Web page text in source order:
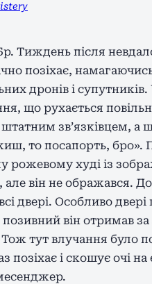
після невдалої
позіхає,
дронів і
що рухається
звʼязківцем,
то посапорть, бро».
рожевому худі із
він не ображався.
двері. Особливо
позивний він
тут влучання було
позіхає і скошує очі